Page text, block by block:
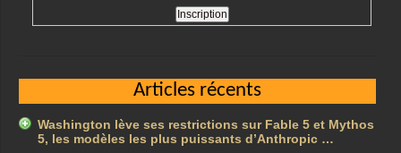
Articles récents
Washington lève ses restrictions sur Fable 5 et Mythos
5, les modèles les plus puissants d’Anthropic …